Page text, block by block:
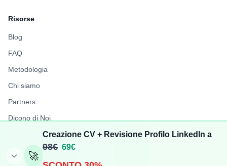
🚀
Creazione CV + Revisione Profilo LinkedIn a
98€ 69€
Risorse
Blog
FAQ
Metodologia
Chi siamo
Partners
Dicono di Noi
Report Stipendi 2025
FuffAnnuncio